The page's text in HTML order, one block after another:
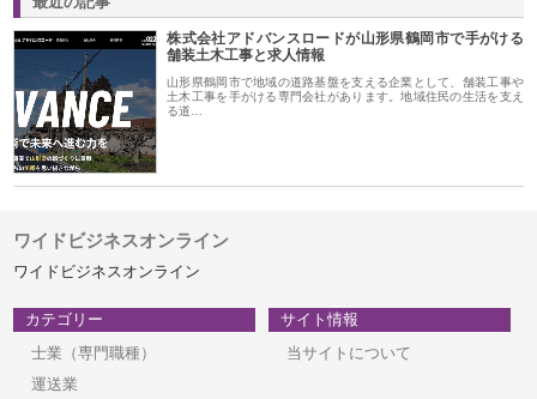
株式会社アドバンスロードが山形県鶴岡市で手がける
舗装土木工事と求人情報
山形県鶴岡市で地域の道路基盤を支える企業として、舗装工事や
土木工事を手がける専門会社があります。地域住民の生活を支え
る道…
ワイドビジネスオンライン
ワイドビジネスオンライン
カテゴリー
士業（専門職種）
運送業
サイト情報
当サイトについて